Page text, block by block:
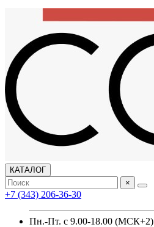
КАТАЛОГ
×
+7 (343) 206-36-30
Пн.-Пт. с 9.00-18.00 (МСК+2)